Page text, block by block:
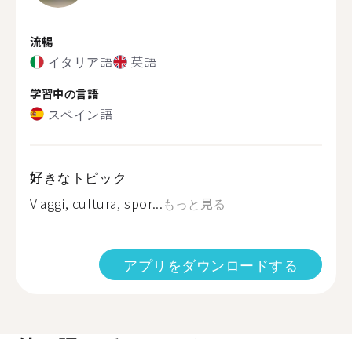
流暢
イタリア語 英語
学習中の言語
スペイン語
好きなトピック
Viaggi, cultura, spor...もっと見る
アプリをダウンロードする